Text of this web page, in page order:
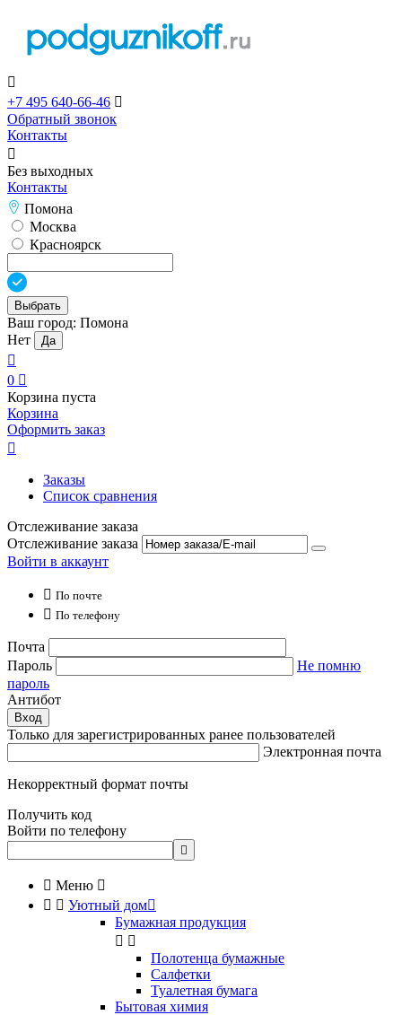

+7 495 640-66-46 
Обратный звонок
Контакты

Без выходных
Контакты
Помона
Москва
Красноярск
Выбрать
Ваш город: Помона
Нет
Да

0 
Корзина пуста
Корзина
Оформить заказ

Заказы
Список сравнения
Отслеживание заказа
Отслеживание заказа
Войти в аккаунт
 По почте
 По телефону
Почта
Пароль
Не помню
пароль
Антибот
Вход
Только для зарегистрированных ранее пользователей
Электронная почта
Некорректный формат почты
Получить код
Войти по телефону

 Меню 
  Уютный дом
Бумажная продукция
 
Полотенца бумажные
Салфетки
Туалетная бумага
Бытовая химия